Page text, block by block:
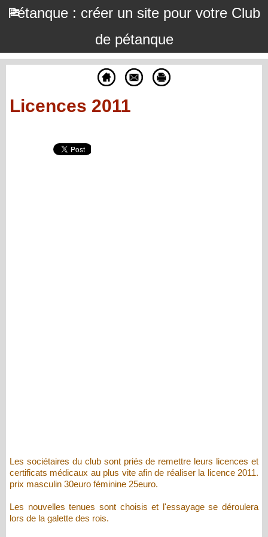
Pétanque : créer un site pour votre Club
de pétanque
Licences 2011
Les sociétaires du club sont priés de remettre leurs licences et
certificats médicaux au plus vite afin de réaliser la licence 2011.
prix masculin 30euro féminine 25euro.
Les nouvelles tenues sont choisis et l'essayage se déroulera
lors de la galette des rois.